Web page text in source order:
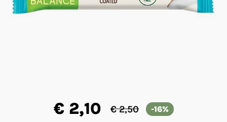
€ 2,10 € 2,50 -16%